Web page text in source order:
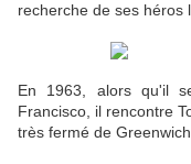
recherche de ses héros
En 1963, alors qu'il
Francisco, il rencontre
très fermé de Greenwich